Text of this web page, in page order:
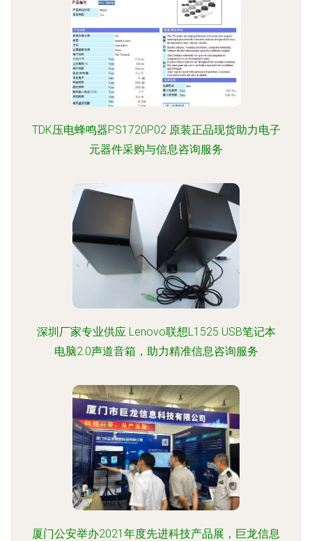
TDK压电蜂鸣器PS1720P02 原装正品现货助力电子
元器件采购与信息咨询服务
深圳厂家专业供应 Lenovo联想L1525 USB笔记本
电脑2.0声道音箱，助力精准信息咨询服务
厦门公安举办2021年度先进科技产品展，巨龙信息